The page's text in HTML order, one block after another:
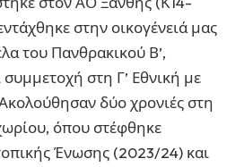
στην οικογένειά μας
του Πανθρακικού Β’,
στη Γ’ Εθνική με
δύο χρονιές στη
όπου στέφθηκε
Ένωσης (2023/24) και